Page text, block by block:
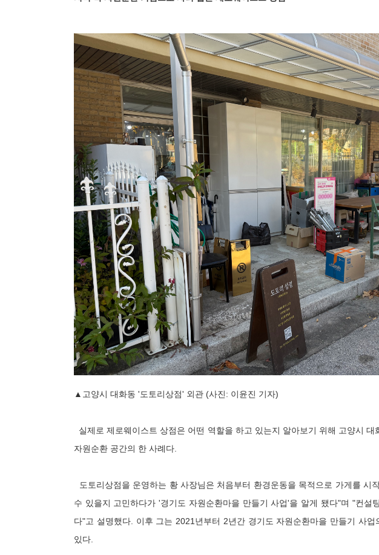
▲고양시 대화동 '도토리상점' 외관 (사진: 이윤진 기자)
실제로 제로웨이스트 상점은 어떤 역할을 하고 있는지 알아보기 위해 고양시
자원순환 공간의 한 사례다.
도토리상점을 운영하는 황 사장님은 처음부터 환경운동을 목적으로 가게를
수 있을지 고민하다가 '경기도 자원순환마을 만들기 사업'을 알게 됐다"며 "컨
다"고 설명했다. 이후 그는 2021년부터 2년간 경기도 자원순환마을 만들기 사
있다.